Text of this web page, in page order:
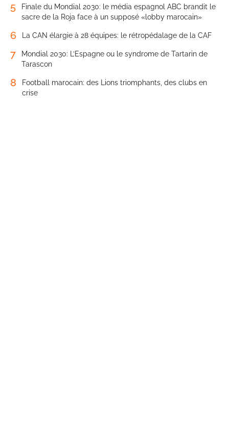
5
Finale du Mondial 2030: le média espagnol ABC brandit le
sacre de la Roja face à un supposé «lobby marocain»
6 La CAN élargie à 28 équipes: le rétropédalage de la CAF
7
Mondial 2030: L’Espagne ou le syndrome de Tartarin de
Tarascon
8
Football marocain: des Lions triomphants, des clubs en
crise